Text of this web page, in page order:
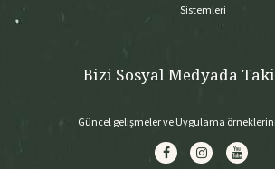
Sistemleri
Bizi Sosyal Medyada
Güncel gelişmeler ve Uygulama